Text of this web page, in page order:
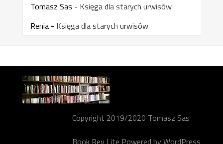
Tomasz Sas - Księga dla starych urwisów
Renia- Księga dla starych urwisów
Copyright 2019/2020 Tomasz Sas
Book Rev Lite Powered byWordPress